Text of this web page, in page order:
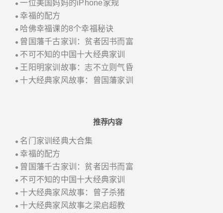
●一位美国妈妈的iPhone家规
●幸福的配方
● 哈佛幸福课的8个幸福秘诀
● 曾国藩千古家训：贫者因书而富
● 不可不知的中国十大经典家训
● 王阳明家训故事：志不立则气昏
● 十大经典家风故事：曾国藩家训
推荐内容
● 名门家训经典大合集
●幸福的配方
● 曾国藩千古家训：贫者因书而富
● 不可不知的中国十大经典家训
● 十大经典家风故事：曾子杀猪
● 十大经典家风故事之梁启超教